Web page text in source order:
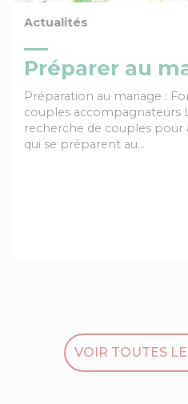
Actualités
Préparer au
Préparation au mariage :
couples accompagnateurs
recherche de couples
qui se préparent au…
VOIR TOUTES